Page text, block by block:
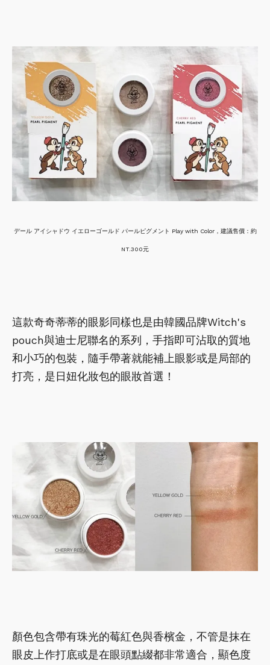
デール アイシャドウ イエローゴールド パールピグメント Play with Color，建議售價：約
NT.300元
這款奇奇蒂蒂的眼影同樣也是由韓國品牌Witch's
pouch與迪士尼聯名的系列，手指即可沾取的質地
和小巧的包裝，隨手帶著就能補上眼影或是局部的
打亮，是日妞化妝包的眼妝首選！
顏色包含帶有珠光的莓紅色與香檳金，不管是抹在
眼皮上作打底或是在眼頭點綴都非常適合，顯色度